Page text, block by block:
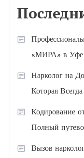
«МИРА» в Уфе
Нарколог на
Которая
Кодирование
Полный
Вызов